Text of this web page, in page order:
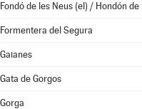
Fondó de les Neus (el) / Hondón de
Formentera del Segura
Gaianes
Gata de Gorgos
Gorga